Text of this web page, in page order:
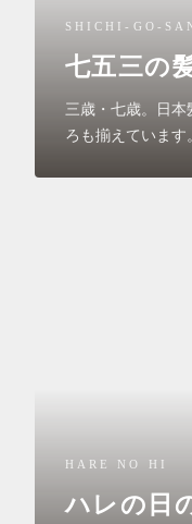
SHICHI-GO-
七五三の
三歳・七歳。日本
ろも揃えています
HARE NO HI
ハレの日